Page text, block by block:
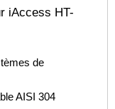
iAccess HT-
de
AISI 304